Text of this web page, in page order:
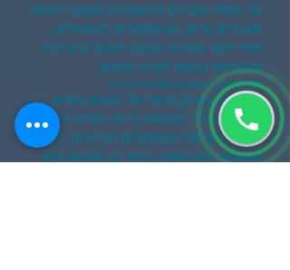
על אלפי עובדים פלסטינים תושבי האזור
ועובדים זרים, המאפשרים למפעלים,
פסי ייצור ומרכזי הפצה לפעול ביעילות
ובזמינות גבוהה סביב השעון.
התרחבות, ביקושים וסטנדרט בנייה
הביקוש בברקן ובאריאל נמצא בשיא,
דבר המוביל לתנופת בנייה מסיבית
והתרחבות של המתחמים הקיימים. בשל
המחסור בקרקעות בגוש דן, חברות ענק